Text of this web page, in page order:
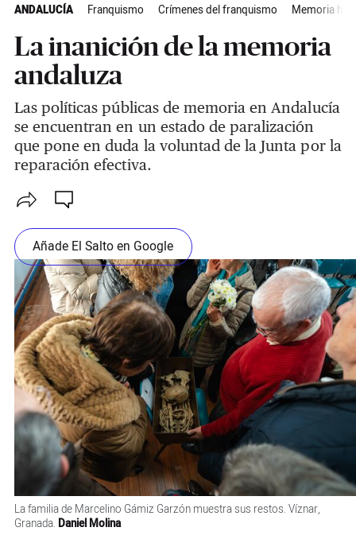
ANDALUCÍA Franquismo Crímenes del franquismo Memoria
La inanición de la memoria
andaluza
Las políticas públicas de memoria en Andalucía
se encuentran en un estado de paralización
que pone en duda la voluntad de la Junta por la
reparación efectiva.
Añade El Salto en Google
La familia de Marcelino Gámiz Garzón muestra sus restos. Víznar,
Granada. Daniel Molina